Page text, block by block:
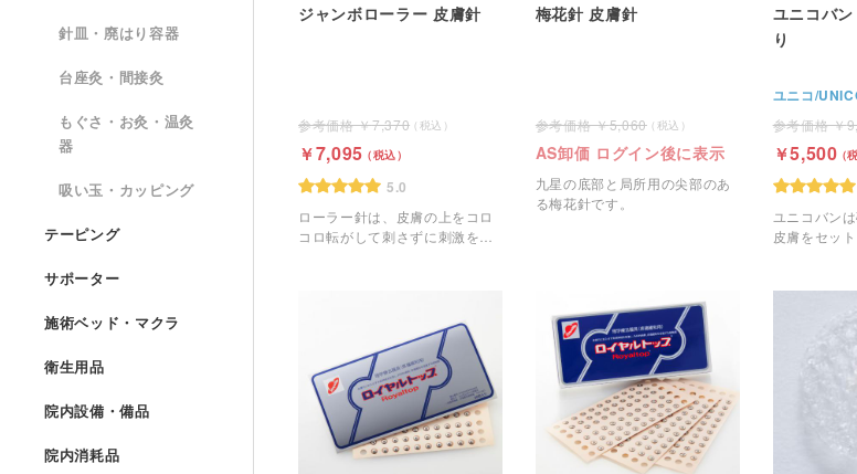
ジャンボローラー 皮膚針
7,370
7,095
5.0
ローラー針は、皮膚の上をコロ
コロ転がして刺さずに刺激を与
梅花針 皮膚針
5,060
AS卸価 ログイン後に表示
九星の底部と局所用の尖部のあ
る梅花針です。
ユニコバ
り
ユニコ/
5,500
ユニコバン
皮膚をセッ
針皿・廃はり容器
台座灸・間接灸
もぐさ・お灸・温灸
器
吸い玉・カッピング
テーピング
サポーター
施術ベッド・マクラ
衛生用品
院内設備・備品
院内消耗品